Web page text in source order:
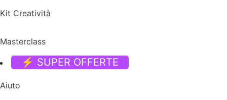
Kit Creatività
Masterclass
⚡ SUPER OFFERTE
Aiuto